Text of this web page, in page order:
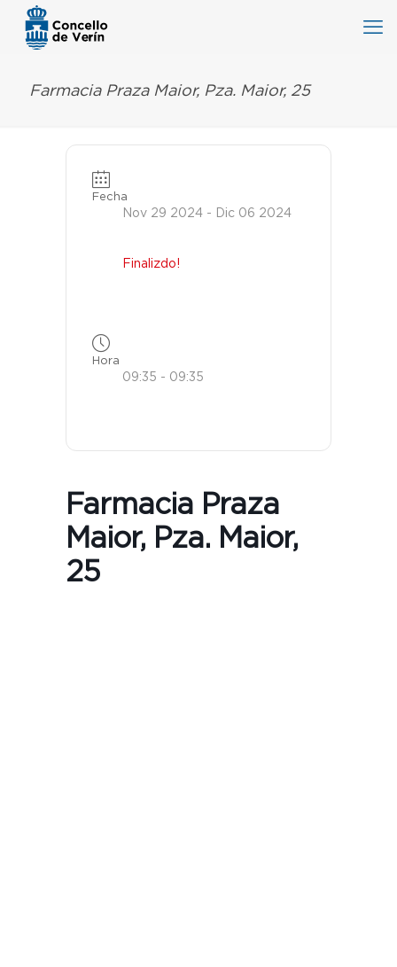
Farmacia Praza Maior, Pza. Maior, 25
Fecha
Nov 29 2024 - Dic 06 2024
Finalizdo!
Hora
09:35 - 09:35
Farmacia Praza
Maior, Pza. Maior,
25